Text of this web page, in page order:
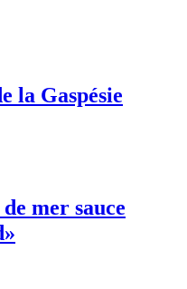
la Gaspésie
mer sauce